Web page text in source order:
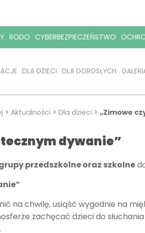
RODO CYBERBEZPIECZEŃSTWO
DLA DZIECI DLA DOROSŁYCH
> Aktualności > Dla dzieci > „Zimowe
dywanie”
przedszkolne oraz szkolne
na chwilę, usiąść wygodnie na
zachęcać dzieci do